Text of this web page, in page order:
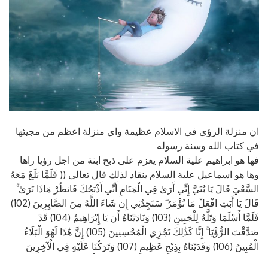
ان منزلة الرؤى في الاسلام عظيمة واي منزلة اعظم من مجيئها
في كتاب الله وسنة رسوله
فها هو ابراهيم علية السلام يعزم على ذبح ابنة من اجل رؤيا راها
وها هو اسماعيل علية السلام ينقاد لذلك قال تعالى (( فَلَمَّا بَلَغَ مَعَهُ
السَّعْيَ قَالَ يَا بُنَيَّ إِنِّي أَرَىٰ فِي الْمَنَامِ أَنِّي أَذْبَحُكَ فَانظُرْ مَاذَا تَرَىٰ ۚ
قَالَ يَا أَبَتِ افْعَلْ مَا تُؤْمَرُ ۖ سَتَجِدُنِي إِن شَاءَ اللَّهُ مِنَ الصَّابِرِينَ (102)
فَلَمَّا أَسْلَمَا وَتَلَّهُ لِلْجَبِينِ (103) وَنَادَيْنَاهُ أَن يَا إِبْرَاهِيمُ (104) قَدْ
صَدَّقْتَ الرُّؤْيَا ۚ إِنَّا كَذَٰلِكَ نَجْزِي الْمُحْسِنِينَ (105) إِنَّ هَٰذَا لَهُوَ الْبَلَاءُ
الْمُبِينُ (106) وَفَدَيْنَاهُ بِذِبْحٍ عَظِيمٍ (107) وَتَرَكْنَا عَلَيْهِ فِي الْآخِرِينَ